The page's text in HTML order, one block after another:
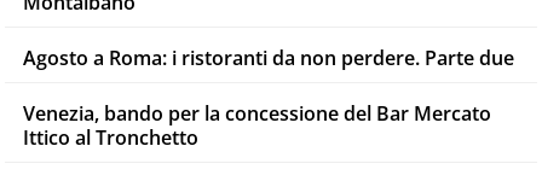
Agosto a Roma: i ristoranti da non perdere. Parte due
Venezia, bando per la concessione del Bar Mercato
Ittico al Tronchetto